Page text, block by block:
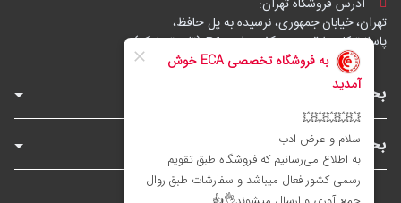
تهران، خیابان جمهوری، نرسیده به پل حافظ،
پاساژ توکل، طبقه زیرهمکف، واحد B6 (تاپ ترونیک)
بخش‌های فروشگاه
بخش‌های سایت